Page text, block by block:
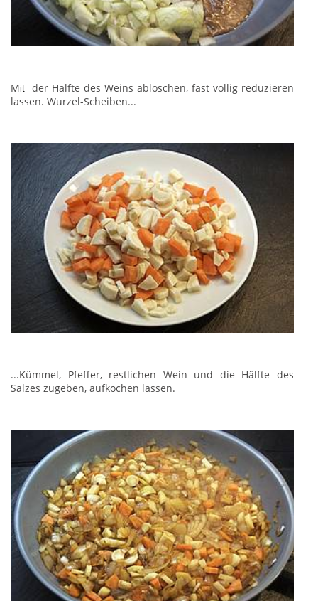
Mit der Hälfte des Weins ablöschen, fast völlig reduzieren
lassen. Wurzel-Scheiben...
...Kümmel, Pfeffer, restlichen Wein und die Hälfte des
Salzes zugeben, aufkochen lassen.